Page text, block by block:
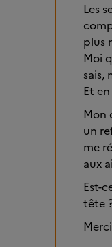
Les
plus
Moi
sais,
Et
Mon
un
me
aux
Est-
tête